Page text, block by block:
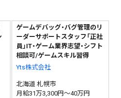
ゲームデバッグ・バグ管理のリ
ーダーサポートスタッフ「正社
員」IT・ゲーム業界志望・シフト
相談可/ゲームスキル習得
Yts株式会社
北海道 札幌市
月給31万3,300円～40万円